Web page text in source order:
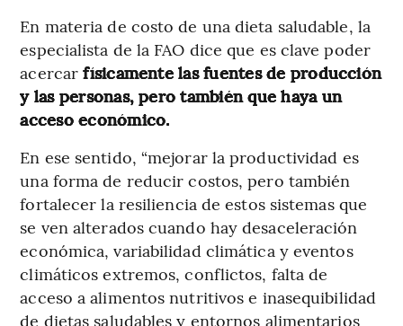
En materia de costo de una dieta saludable, la
especialista de la FAO dice que es clave poder
acercar físicamente las fuentes de producción
y las personas, pero también que haya un
acceso económico.
En ese sentido, “mejorar la productividad es
una forma de reducir costos, pero también
fortalecer la resiliencia de estos sistemas que
se ven alterados cuando hay desaceleración
económica, variabilidad climática y eventos
climáticos extremos, conflictos, falta de
acceso a alimentos nutritivos e inasequibilidad
de dietas saludables y entornos alimentarios